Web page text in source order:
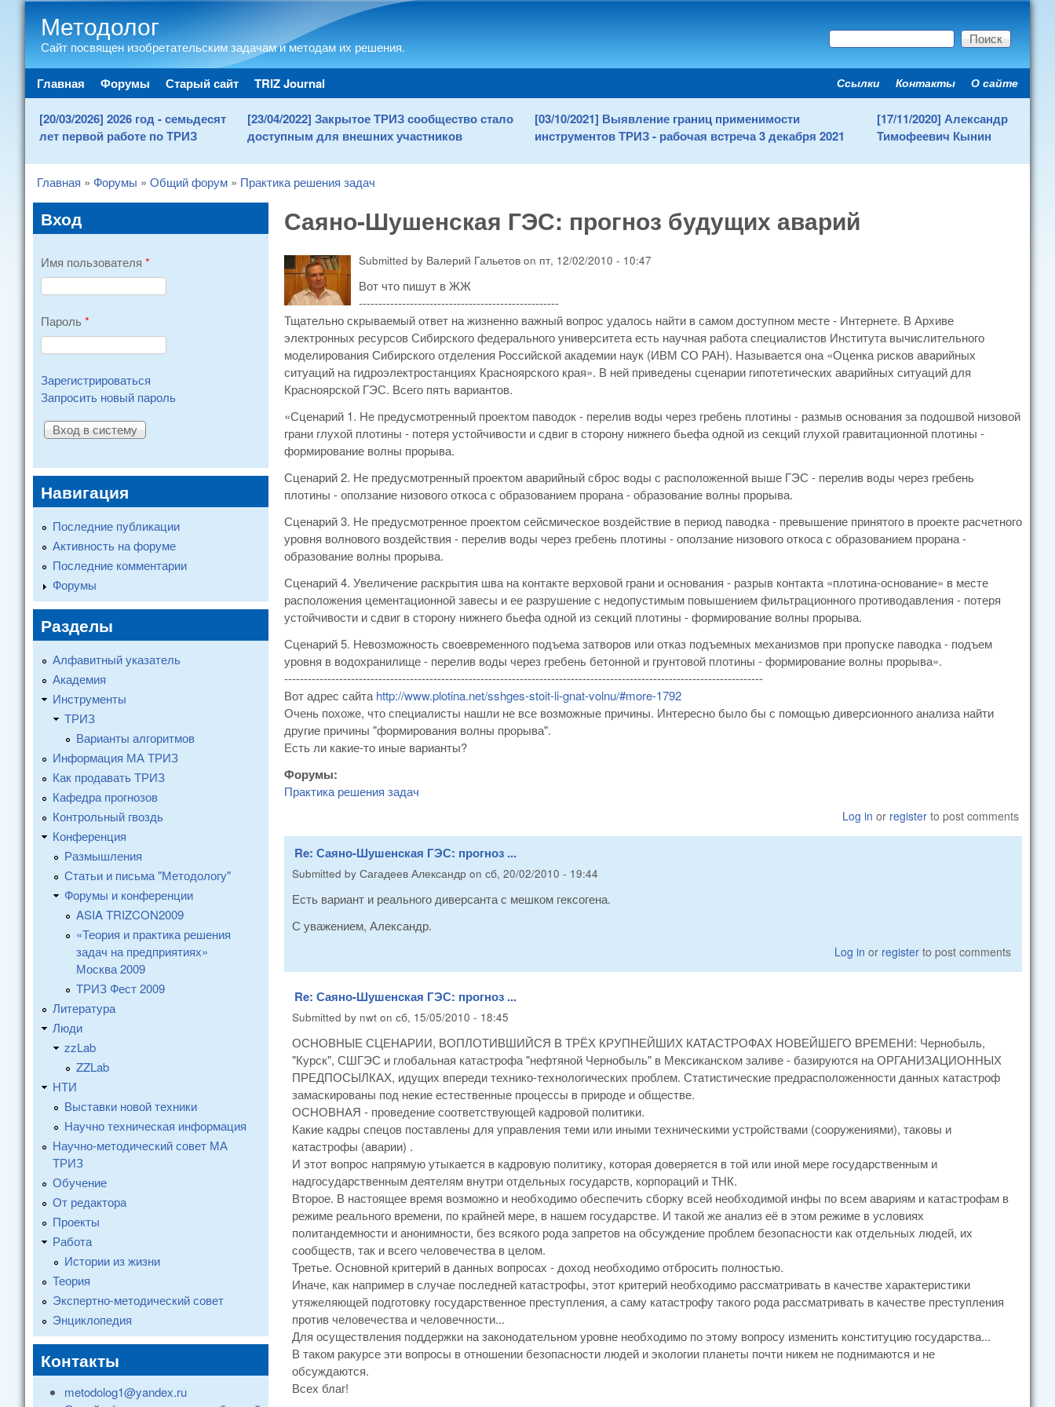
Методолог
Сайт посвящен изобретательским задачам и методам их решения. Форма поиска
Поиск
Main menu
Главная Форумы Старый сайт TRIZ Journal Secondary menu
Ссылки Контакты О сайте
[20/03/2026] 2026 год - семьдесят
лет первой работе по ТРИЗ
[23/04/2022] Закрытое ТРИЗ сообщество стало
доступным для внешних участников
[03/10/2021] Выявление границ применимости
инструментов ТРИЗ - рабочая встреча 3 декабря 2021
[17/11/2020] Александр
Тимофеевич Кынин
You are here
Главная » Форумы » Общий форум » Практика решения задач
Саяно-Шушенская ГЭС: прогноз будущих аварий
Submitted by Валерий Гальетов on пт, 12/02/2010 - 10:47
Вот что пишут в ЖЖ
---------------------------------------------------
Тщательно скрываемый ответ на жизненно важный вопрос удалось найти в самом доступном месте - Интернете. В Архиве
электронных ресурсов Сибирского федерального университета есть научная работа специалистов Института вычислительного
моделирования Сибирского отделения Российской академии наук (ИВМ СО РАН). Называется она «Оценка рисков аварийных
ситуаций на гидроэлектростанциях Красноярского края». В ней приведены сценарии гипотетических аварийных ситуаций для
Красноярской ГЭС. Всего пять вариантов.
«Сценарий 1. Не предусмотренный проектом паводок - перелив воды через гребень плотины - размыв основания за подошвой низовой
грани глухой плотины - потеря устойчивости и сдвиг в сторону нижнего бьефа одной из секций глухой гравитационной плотины -
формирование волны прорыва.
Сценарий 2. Не предусмотренный проектом аварийный сброс воды с расположенной выше ГЭС - перелив воды через гребень
плотины - оползание низового откоса с образованием прорана - образование волны прорыва.
Сценарий 3. Не предусмотренное проектом сейсмическое воздействие в период паводка - превышение принятого в проекте расчетного
уровня волнового воздействия - перелив воды через гребень плотины - оползание низового откоса с образованием прорана -
образование волны прорыва.
Сценарий 4. Увеличение раскрытия шва на контакте верховой грани и основания - разрыв контакта «плотина-основание» в месте
расположения цементационной завесы и ее разрушение с недопустимым повышением фильтрационного противодавления - потеря
устойчивости и сдвиг в сторону нижнего бьефа одной из секций плотины - формирование волны прорыва.
Сценарий 5. Невозможность своевременного подъема затворов или отказ подъемных механизмов при пропуске паводка - подъем
уровня в водохранилище - перелив воды через гребень бетонной и грунтовой плотины - формирование волны прорыва».
--------------------------------------------------------------------------------------------------------------------------
Вот адрес сайта http://www.plotina.net/sshges-stoit-li-gnat-volnu/#more-1792
Очень похоже, что специалисты нашли не все возможные причины. Интересно было бы с помощью диверсионного анализа найти
другие причины "формирования волны прорыва".
Есть ли какие-то иные варианты?
Форумы:
Практика решения задач
Log in or register to post comments
Re: Саяно-Шушенская ГЭС: прогноз ...
Submitted by Сагадеев Александр on сб, 20/02/2010 - 19:44
Есть вариант и реального диверсанта с мешком гексогена.
С уважением, Александр.
Log in or register to post comments
Re: Саяно-Шушенская ГЭС: прогноз ...
Submitted by nwt on сб, 15/05/2010 - 18:45
ОСНОВНЫЕ СЦЕНАРИИ, ВОПЛОТИВШИЙСЯ В ТРЁХ КРУПНЕЙШИХ КАТАСТРОФАХ НОВЕЙШЕГО ВРЕМЕНИ: Чернобыль,
"Курск", СШГЭС и глобальная катастрофа "нефтяной Чернобыль" в Мексиканском заливе - базируются на ОРГАНИЗАЦИОННЫХ
ПРЕДПОСЫЛКАХ, идущих впереди технико-технологических проблем. Статистические предрасположенности данных катастроф
замаскированы под некие естественные процессы в природе и обществе.
ОСНОВНАЯ - проведение соответствующей кадровой политики.
Какие кадры спецов поставлены для управления теми или иными техническими устройствами (сооружениями), таковы и
катастрофы (аварии) .
И этот вопрос напрямую утыкается в кадровую политику, которая доверяется в той или иной мере государственным и
надгосударственным деятелям внутри отдельных государств, корпораций и ТНК.
Второе. В настоящее время возможно и необходимо обеспечить сборку всей необходимой инфы по всем авариям и катастрофам в
режиме реального времени, по крайней мере, в нашем государстве. И такой же анализ её в этом режиме в условиях
политандемности и анонимности, без всякого рода запретов на обсуждение проблем безопасности как отдельных людей, их
сообществ, так и всего человечества в целом.
Третье. Основной критерий в данных вопросах - доход необходимо отбросить полностью.
Иначе, как например в случае последней катастрофы, этот критерий необходимо рассматривать в качестве характеристики
утяжеляющей подготовку государственное преступления, а саму катастрофу такого рода рассматривать в качестве преступления
против человечества и человечности...
Для осуществления поддержки на законодательном уровне необходимо по этому вопросу изменить конституцию государства...
В таком ракурсе эти вопросы в отношении безопасности людей и экологии планеты почти никем не поднимаются и не
обсуждаются.
Всех благ!
Вход
Имя пользователя *
Пароль *
Зарегистрироваться
Запросить новый пароль
Навигация
Последние публикации
Активность на форуме
Последние комментарии
Форумы
Разделы
Алфавитный указатель
Академия
Инструменты
ТРИЗ
Варианты алгоритмов
Информация МА ТРИЗ
Как продавать ТРИЗ
Кафедра прогнозов
Контрольный гвоздь
Конференция
Размышления
Статьи и письма "Методологу"
Форумы и конференции
ASIA TRIZCON2009
«Теория и практика решения
задач на предприятиях»
Москва 2009
ТРИЗ Фест 2009
Литература
Люди
zzLab
ZZLab
НТИ
Выставки новой техники
Научно техническая информация
Научно-методический совет МА
ТРИЗ
Обучение
От редактора
Проекты
Работа
Истории из жизни
Теория
Экспертно-методический совет
Энциклопедия
Контакты
metodolog1@yandex.ru